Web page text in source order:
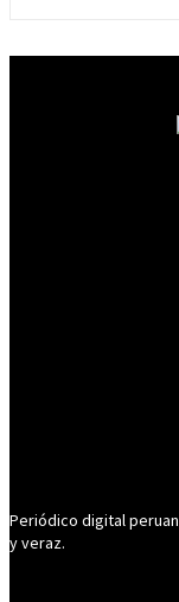
Periódico digital
y veraz.